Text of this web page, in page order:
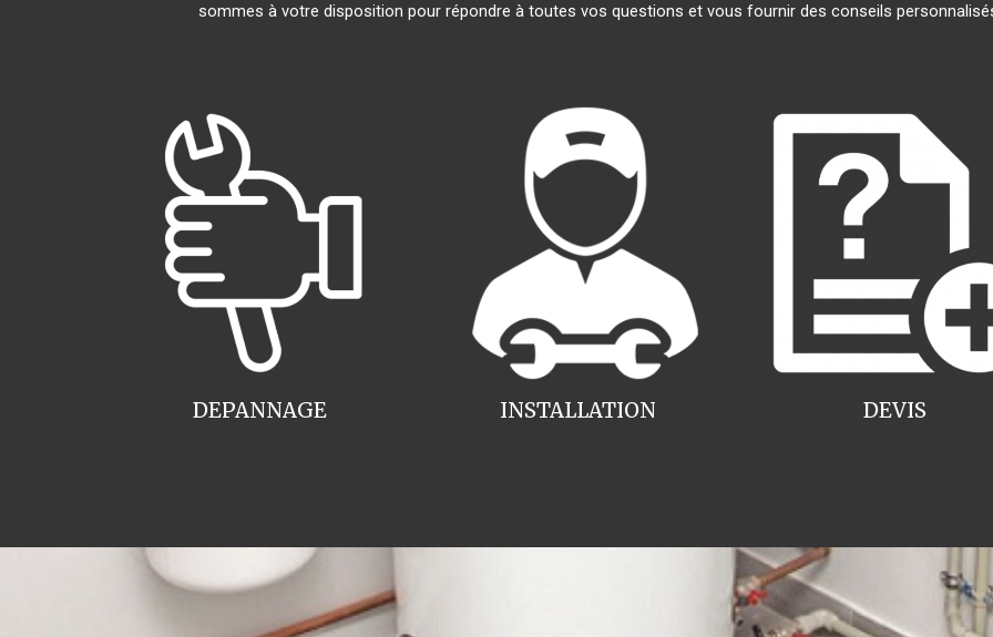
sommes à votre disposition pour répondre à toutes vos questions et vous fournir des conseils
INSTALLATION
DEPANNAGE DEVIS